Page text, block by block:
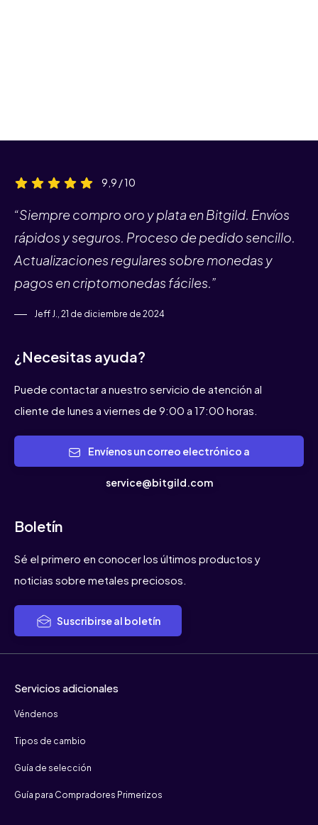
9,9 / 10
“Siempre compro oro y plata en Bitgild. Envíos
rápidos y seguros. Proceso de pedido sencillo.
Actualizaciones regulares sobre monedas y
pagos en criptomonedas fáciles.”
Jeff J., 21 de diciembre de 2024
¿Necesitas ayuda?
Puede contactar a nuestro servicio de atención al
cliente de lunes a viernes de 9:00 a 17:00 horas.
service@bitgild.com
Boletín
Sé el primero en conocer los últimos productos y
noticias sobre metales preciosos.
Suscribirse al boletín
Servicios adicionales
Véndenos
Tipos de cambio
Guía de selección
Guía para Compradores Primerizos